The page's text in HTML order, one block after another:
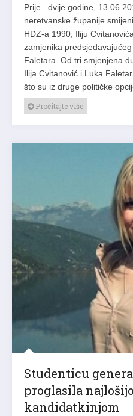
Prije dvije godine,
neretvanske županije
HDZ-a 1990, Iliju
zamjenika
Faletara. Od tri smjenjena
Ilija Cvitanović i Luka
što su iz druge političke
Pročitajte više
Studenticu
proglasila
kandidatkinjom